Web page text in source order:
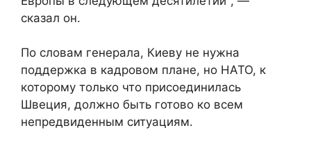
сказал он.
По словам генерала, Киеву не нужна
поддержка в кадровом плане, но НАТО, к
которому только что присоединилась
Швеция, должно быть готово ко всем
непредвиденным ситуациям.